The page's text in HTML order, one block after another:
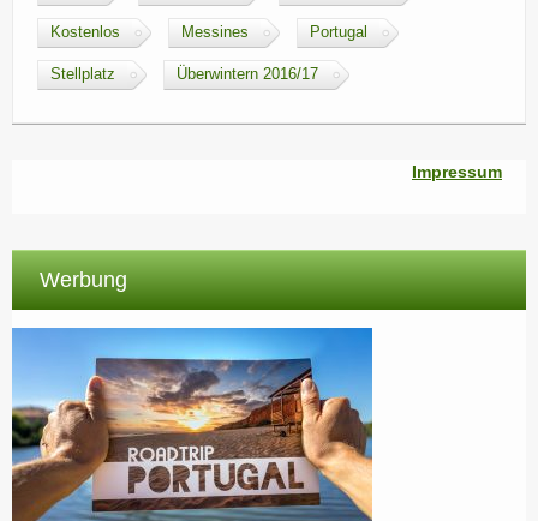
Kostenlos Messines Portugal
Stellplatz Überwintern 2016/17
Impressum
Werbung